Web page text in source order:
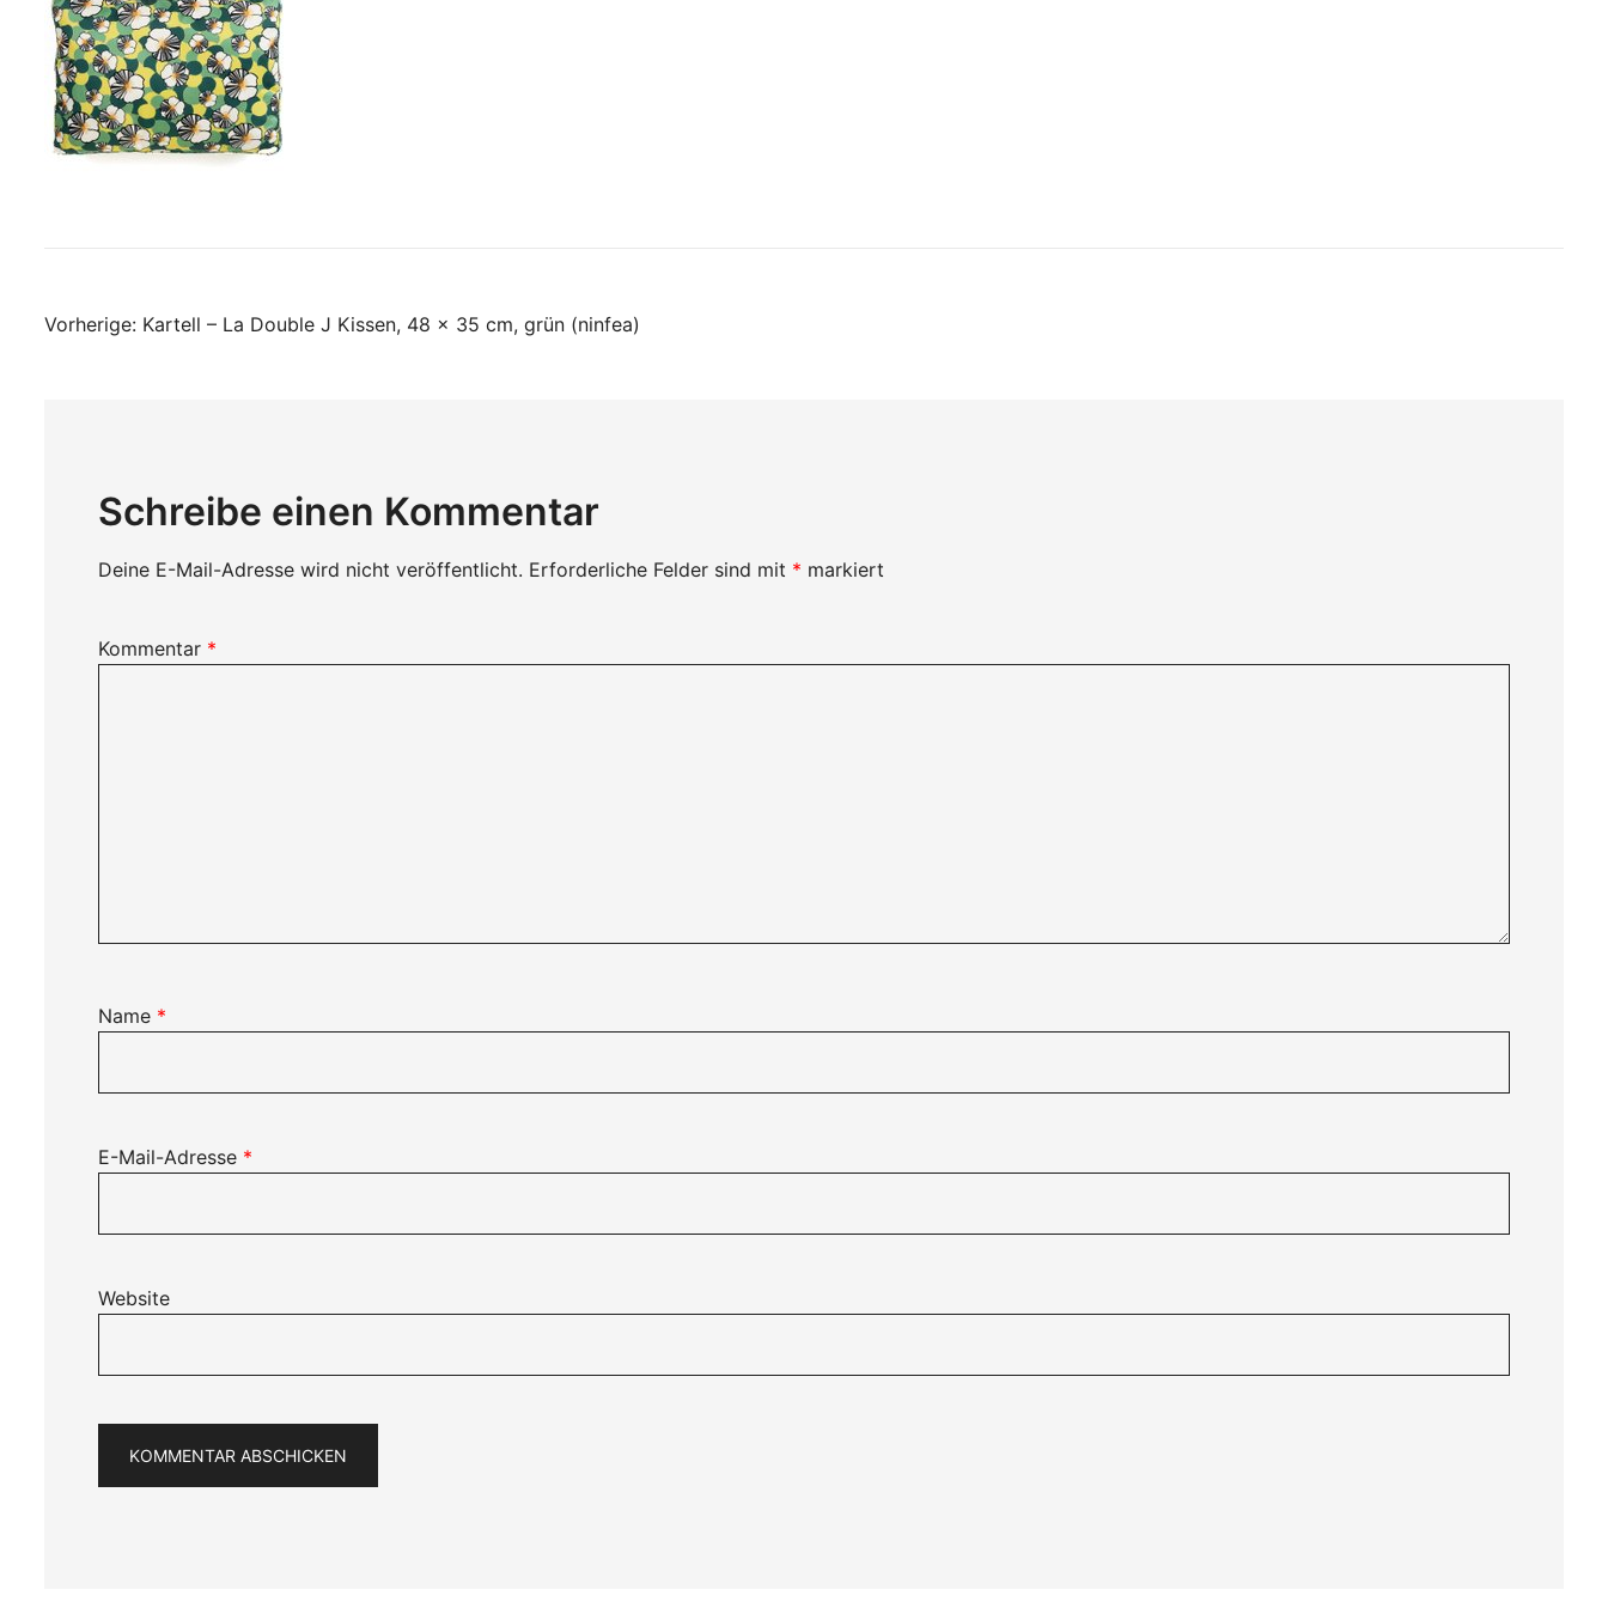
Beitragsnavigation
Vorherige: Kartell – La Double J Kissen, 48 x 35 cm, grün (ninfea)
Schreibe einen Kommentar
Deine E-Mail-Adresse wird nicht veröffentlicht. Erforderliche Felder sind mit * markiert
Kommentar *
Name *
E-Mail-Adresse *
Website